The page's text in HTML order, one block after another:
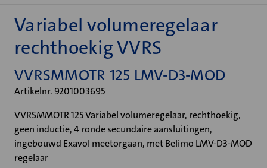
Variabel volumeregelaar
rechthoekig VVRS
VVRSMMOTR 125 LMV-D3-MOD
Artikelnr. 9201003695
VVRSMMOTR 125 Variabel volumeregelaar, rechthoekig,
geen inductie, 4 ronde secundaire aansluitingen,
ingebouwd Exavol meetorgaan, met Belimo LMV-D3-MOD
regelaar